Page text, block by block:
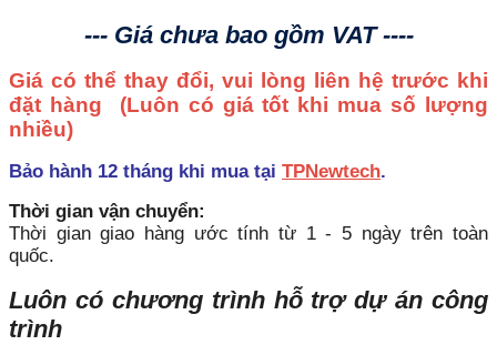
--- Giá chưa bao gồm VAT ----
Giá có thể thay đổi, vui lòng liên hệ trước khi
đặt hàng (Luôn có giá tốt khi mua số lượng
nhiều)
Bảo hành 12 tháng khi mua tại TPNewtech.
Thời gian vận chuyển:
Thời gian giao hàng ước tính từ 1 - 5 ngày trên toàn
quốc.
Luôn có chương trình hỗ trợ dự án công
trình